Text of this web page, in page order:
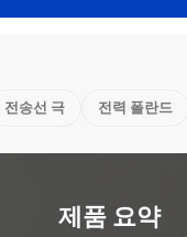
전송선 극 전력 폴란드
제품 요약